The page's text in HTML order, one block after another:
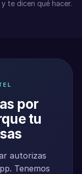
te dicen qué hacer.
por
tu
autorizas
Tenemos